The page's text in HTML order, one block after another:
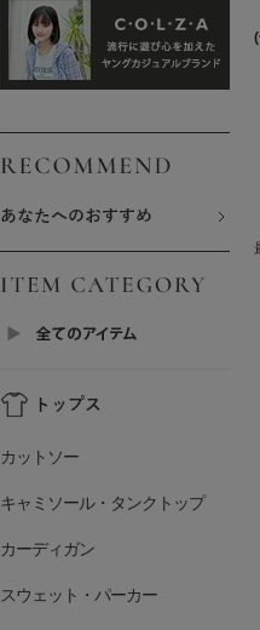
カットソー
キャミソール・タンクトップ
カーディガン
スウェット・パーカー